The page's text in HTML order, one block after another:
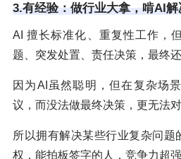
3.有经验：做行业大拿，啃AI
AI 擅长标准化、重复性工作，
题、突发处置、责任决策，最终还
因为AI虽然聪明，但在复杂场
议，而没法做最终决策，更无法
所以拥有解决某些行业复杂问题
权，能拍板签字的人，竞争力超强